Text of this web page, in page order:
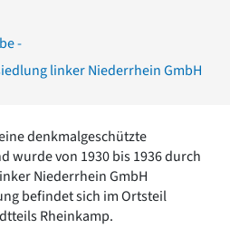
-
linker Niederrhein GmbH
denkmalgeschützte
wurde von 1930 bis 1936 durch
Niederrhein GmbH
befindet sich im Ortsteil
Rheinkamp.